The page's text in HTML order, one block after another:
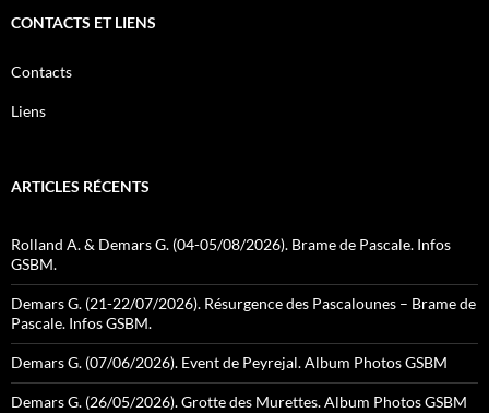
CONTACTS ET LIENS
Contacts
Liens
ARTICLES RÉCENTS
Rolland A. & Demars G. (04-05/08/2026). Brame de Pascale. Infos
GSBM.
Demars G. (21-22/07/2026). Résurgence des Pascalounes – Brame de
Pascale. Infos GSBM.
Demars G. (07/06/2026). Event de Peyrejal. Album Photos GSBM
Demars G. (26/05/2026). Grotte des Murettes. Album Photos GSBM